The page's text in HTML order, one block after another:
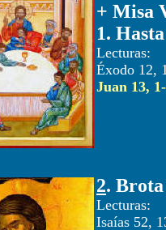
+ Misa
1.
Éxodo 12,
Juan 13,
2.
Isaías 52,